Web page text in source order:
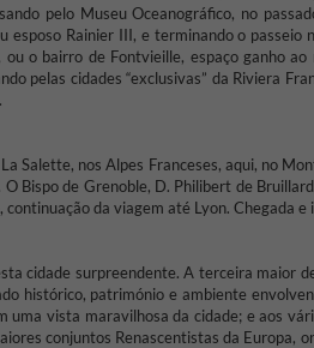
pelo Museu Oceanográfico, no
esposo Rainier III, e terminando o
o bairro de Fontvieille, espaço ganho
pelas cidades “exclusivas” da Riviera
Salette, nos Alpes Franceses, aqui, no
Bispo de Grenoble, D. Philibert de
continuação da viagem até Lyon. Chegada e
cidade surpreendente.A terceira maior
histórico, património e ambiente
uma vista maravilhosa da cidade; e aos
conjuntos Renascentistas da Europa,